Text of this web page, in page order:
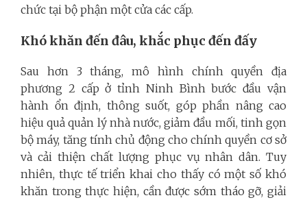
chức tại bộ phận một cửa các cấp.
Khó khăn đến đâu, khắc phục đến đấy
Sau hơn 3 tháng, mô hình chính quyền địa
phương 2 cấp ở tỉnh Ninh Bình bước đầu vận
hành ổn định, thông suốt, góp phần nâng cao
hiệu quả quản lý nhà nước, giảm đầu mối, tinh gọn
bộ máy, tăng tính chủ động cho chính quyền cơ sở
và cải thiện chất lượng phục vụ nhân dân. Tuy
nhiên, thực tế triển khai cho thấy có một số khó
khăn trong thực hiện, cần được sớm tháo gỡ, giải